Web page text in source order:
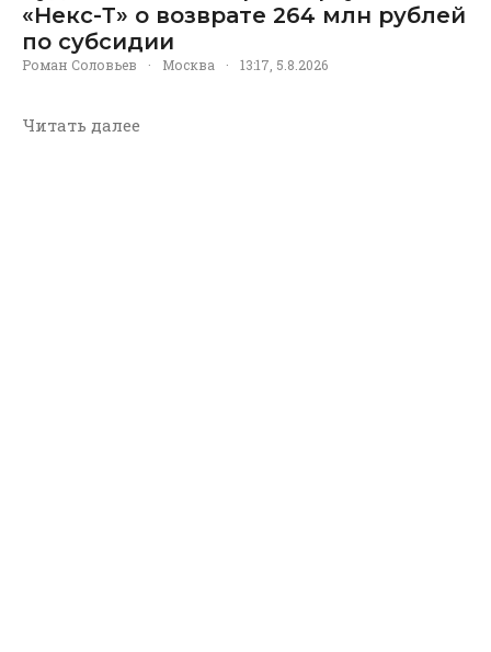
«Некс-Т» о возврате 264 млн рублей
по субсидии
Роман Соловьев · Москва · 13:17, 5.8.2026
Читать далее